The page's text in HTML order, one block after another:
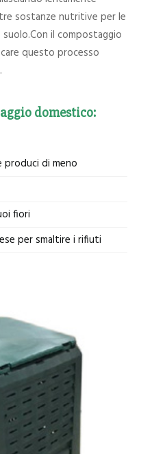
sostanze nutritive per le
il compostaggio
questo processo
domestico:
produci di meno
fiori
per smaltire i rifiuti